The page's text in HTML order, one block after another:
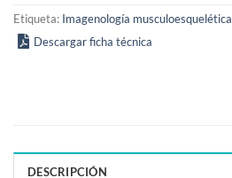
Etiqueta: Imagenología musculoesquelética
Descargar ficha técnica
DESCRIPCIÓN